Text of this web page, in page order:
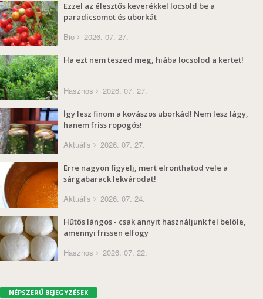
Ezzel az élesztős keverékkel locsold be a
paradicsomot és uborkát
Bio 2026. 07. 27.
Ha ezt nem teszed meg, hiába locsolod a kertet!
Hasznos 2026. 07. 27.
Így lesz finom a kovászos uborkád! Nem lesz lágy,
hanem friss ropogós!
Aktuális 2026. 07. 27.
Erre nagyon figyelj, mert elronthatod vele a
sárgabarack lekvárodat!
Aktuális 2026. 07. 24.
Hűtős lángos - csak annyit használjunk fel belőle,
amennyi frissen elfogy
Hasznos 2026. 07. 22.
NÉPSZERŰ BEJEGYZÉSEK